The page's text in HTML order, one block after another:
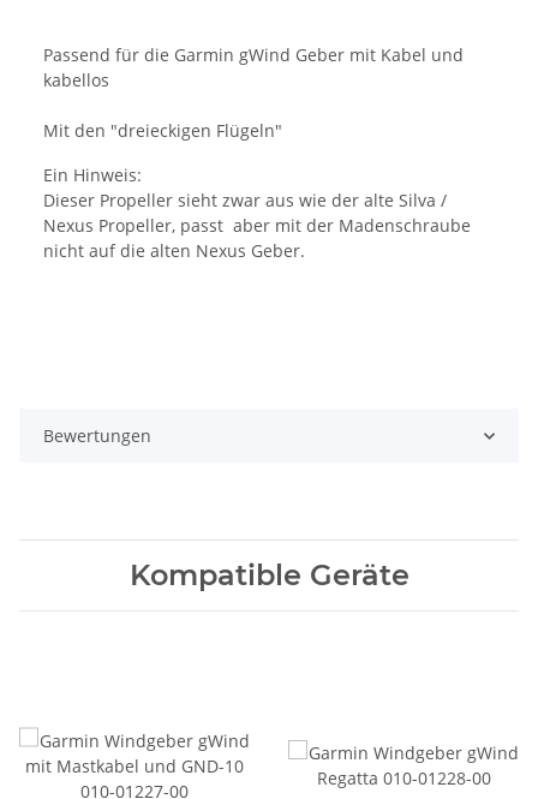
Passend für die Garmin gWind Geber mit Kabel und
kabellos
Mit den "dreieckigen Flügeln"
Ein Hinweis:
Dieser Propeller sieht zwar aus wie der alte Silva /
Nexus Propeller, passt aber mit der Madenschraube
nicht auf die alten Nexus Geber.
Bewertungen
Kompatible Geräte